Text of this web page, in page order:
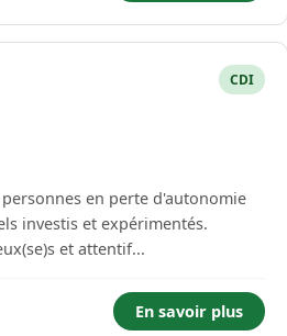
CDI
en perte d'autonomie
investis et expérimentés.
et attentif...
En savoir plus